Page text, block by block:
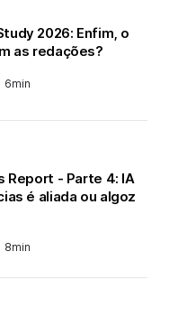
2026: Enfim, o
as redações?
6min
Report - Parte 4: IA
é aliada ou algoz
8min